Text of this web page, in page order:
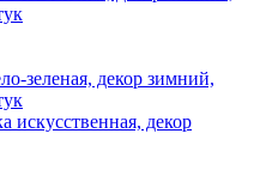
зеленая, декор зимний,